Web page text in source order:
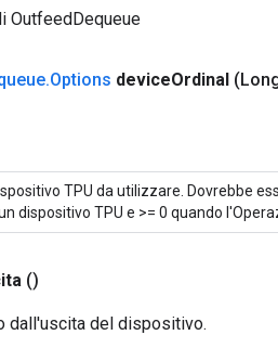
OutfeedDequeue
.Options deviceOrdinal
TPU da utilizzare. Dovrebbe
dispositivo TPU e >= 0 quando
()
dall'uscita del dispositivo.